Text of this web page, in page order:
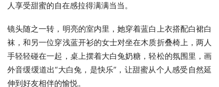
人享受甜蜜的自在感拉得满满当当。
镜头随之一转，明亮的室内里，她穿着蓝白上衣搭配白裙白
袜，和另一位穿浅蓝开衫的女士对坐在木质折叠椅上，两人
手轻轻碰在一起，桌上摆着大白兔奶糖，轻松的氛围里，画
外音缓缓道出“大白兔，是快乐”，让甜蜜从个人感受自然延
伸到好友相伴的愉悦。